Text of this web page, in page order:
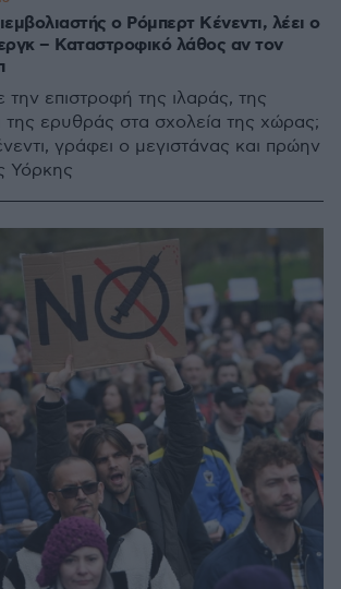
ο Ρόμπερτ Κένεντι, λέει ο
– Καταστροφικό λάθος αν τον
την επιστροφή της ιλαράς, της
της ερυθράς στα σχολεία της χώρας;
γράφει ο μεγιστάνας και πρώην
Υόρκης